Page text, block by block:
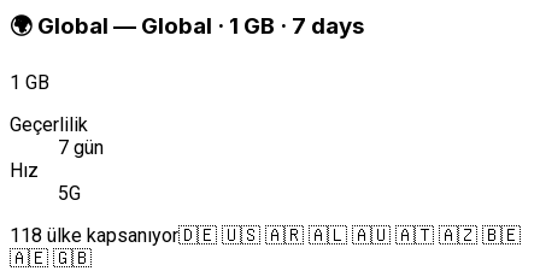
🌍 Global — Global · 1 GB · 7 days
1 GB
Geçerlilik
7 gün
Hız
5G
118 ülke kapsanıyor🇩🇪 🇺🇸 🇦🇷 🇦🇱 🇦🇺 🇦🇹 🇦🇿 🇧🇪
🇦🇪 🇬🇧